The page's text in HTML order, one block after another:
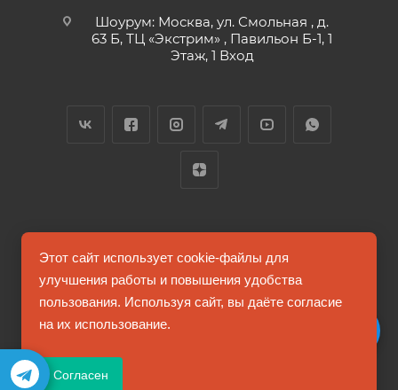
Шоурум: Москва, ул. Смольная , д.
63 Б, ТЦ «Экстрим» , Павильон Б-1, 1
Этаж, 1 Вход
2026 © FUTUMAG.RU
Информация на сайте не является публичной офертой
Этот сайт использует cookie-файлы для
улучшения работы и повышения удобства
пользования. Используя сайт, вы даёте согласие
на их использование.
Согласен